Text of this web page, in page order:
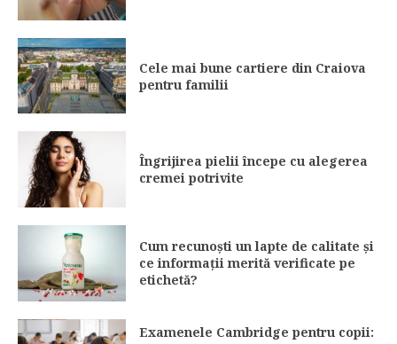
Cele mai bune cartiere din Craiova
pentru familii
Îngrijirea pielii începe cu alegerea
cremei potrivite
Cum recunoști un lapte de calitate și
ce informații merită verificate pe
etichetă?
Examenele Cambridge pentru copii: